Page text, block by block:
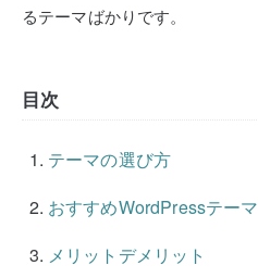
るテーマばかりです。
目次
テーマの選び方
おすすめWordPressテーマ
メリットデメリット